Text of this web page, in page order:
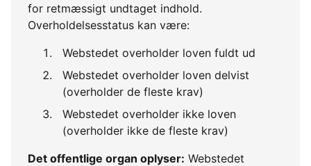
for retmæssigt undtaget indhold.
Overholdelsesstatus kan være:
Webstedet overholder loven fuldt ud
Webstedet overholder loven delvist
(overholder de fleste krav)
Webstedet overholder ikke loven
(overholder ikke de fleste krav)
Det offentlige organ oplyser: Webstedet